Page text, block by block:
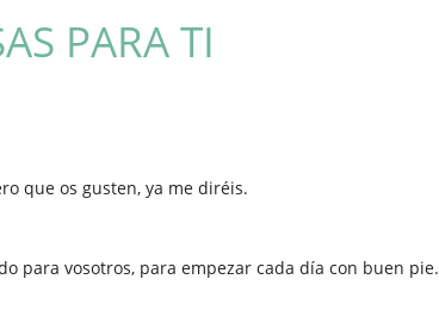
PARA TI
que os gusten, ya me diréis.
para vosotros, para empezar cada día con buen pie.